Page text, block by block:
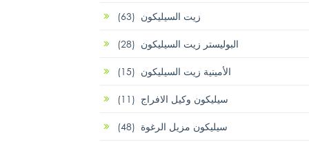
زيت السيليكون (63)
البوليستر زيت السيليكون (28)
الأمينية زيت السيليكون (15)
سيليكون وكيل الافراج (11)
سيليكون مزيل الرغوة (48)